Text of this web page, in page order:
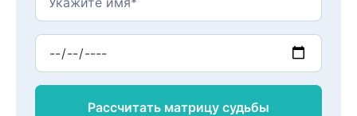
Рассчитать матрицу судьбы